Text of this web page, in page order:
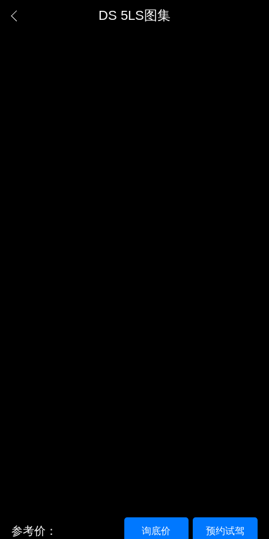
DS 5LS图集
参考价： 预约试驾
询底价